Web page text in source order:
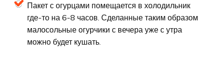
Пакет с огурцами помещается в холодильник
где-то на 6-8 часов. Сделанные таким образом
малосольные огурчики с вечера уже с утра
можно будет кушать.